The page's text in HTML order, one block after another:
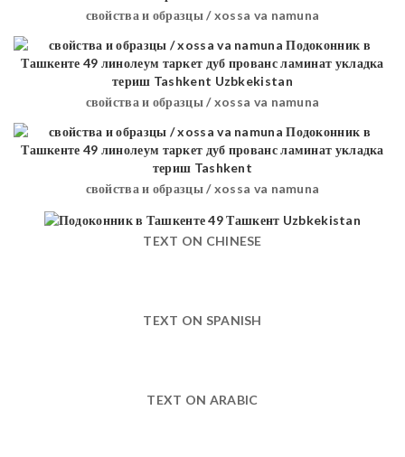
свойства и образцы / xossa va namuna
свойства и образцы / xossa va namuna
свойства и образцы / xossa va namuna
TEXT ON CHINESE
TEXT ON SPANISH
TEXT ON ARABIC